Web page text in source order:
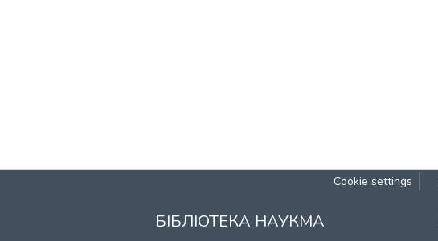
Cookie settings
БІБЛІОТЕКА НАУКМА